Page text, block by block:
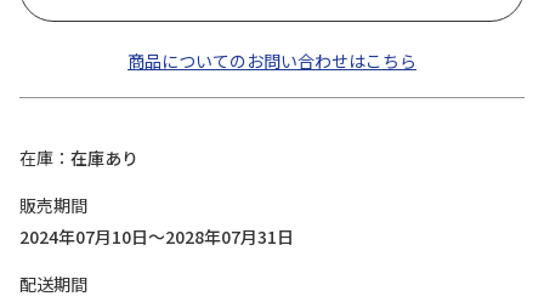
商品についてのお問い合わせはこちら
在庫
在庫あり
販売期間
2024年07月10日～2028年07月31日
配送期間